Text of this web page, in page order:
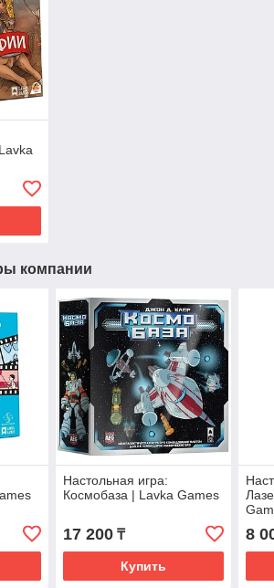
компании
Настольная игра:
Космобаза | Lavka Games
17 200₸
Купить
8